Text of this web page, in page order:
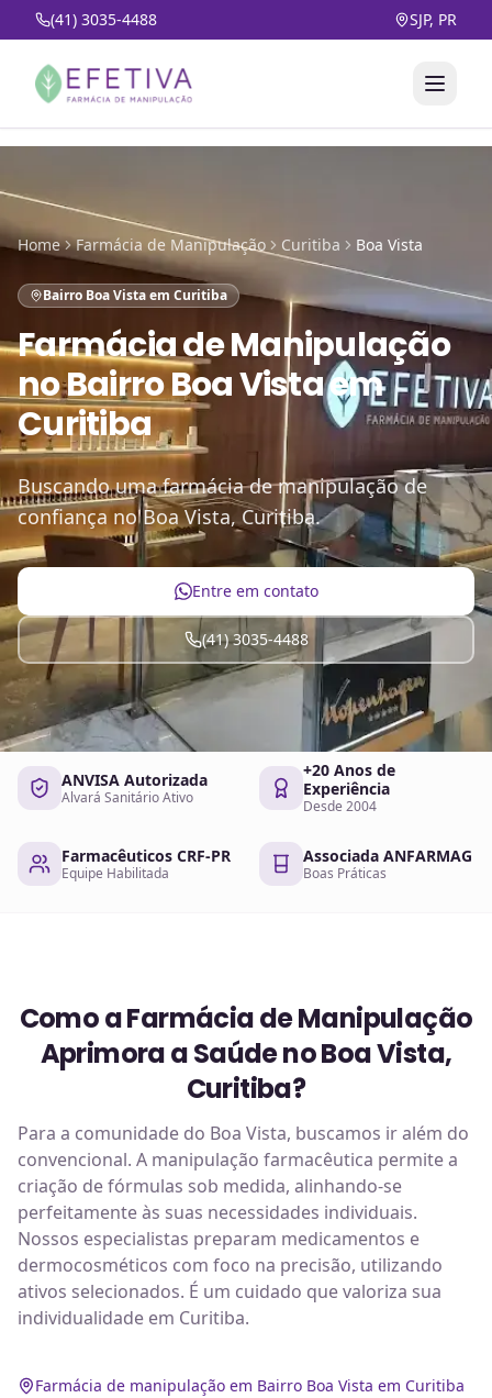
(41) 3035-4488 SJP, PR
Home Farmácia de Manipulação Curitiba Boa Vista
Bairro Boa Vista em Curitiba
Farmácia de Manipulação
noBairro Boa Vista em
Curitiba
Buscando uma farmácia de manipulação de
confiança no Boa Vista, Curitiba.
Entre em contato
(41) 3035-4488
ANVISA Autorizada
Alvará Sanitário Ativo
+20 Anos de
Experiência
Desde 2004
Farmacêuticos CRF-PR
Equipe Habilitada
Associada ANFARMAG
Boas Práticas
Como a Farmácia de Manipulação
Aprimora a Saúde no Boa Vista,
Curitiba?
Para a comunidade do Boa Vista, buscamos ir além do
convencional. A manipulação farmacêutica permite a
criação de fórmulas sob medida, alinhando-se
perfeitamente às suas necessidades individuais.
Nossos especialistas preparam medicamentos e
dermocosméticos com foco na precisão, utilizando
ativos selecionados. É um cuidado que valoriza sua
individualidade em Curitiba.
Farmácia de manipulação em Bairro Boa Vista em Curitiba